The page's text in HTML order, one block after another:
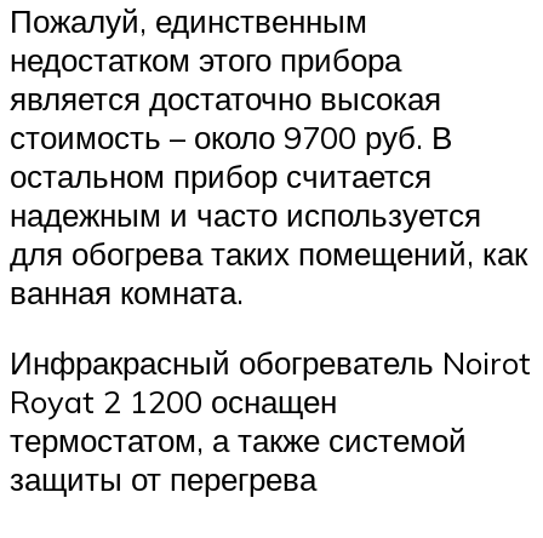
Пожалуй, единственным
недостатком этого прибора
является достаточно высокая
стоимость – около 9700 руб. В
остальном прибор считается
надежным и часто используется
для обогрева таких помещений, как
ванная комната.
Инфракрасный обогреватель Noirot
Royat 2 1200 оснащен
термостатом, а также системой
защиты от перегрева